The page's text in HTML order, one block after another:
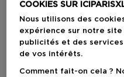
COOKIES SUR
Nous utilisons des
expérience sur notre
publicités et des
de vos intérêts.
Comment fait-on cela ?